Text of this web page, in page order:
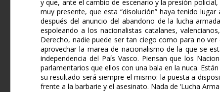
y que, ante el cambio de escenario y la presión
muy presente, que esta “disolución” haya tenido
después del anuncio del abandono de la lucha
espoleando a los nacionalistas catalanes,
Derecho, nadie puede ser tan ciego como para no
aprovechar la marea de nacionalismo de la que se
independencia del País Vasco. Piensan que los
parlamentarios que ellos con una bala en la nuca.
su resultado será siempre el mismo: la puesta a
frente a la barbarie y el asesinato. Nada de ‘Lucha